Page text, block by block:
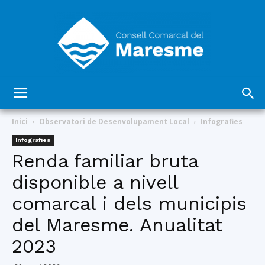
Comarcal
del
Inici Observatori de Desenvolupament Local Infografies
Infografies
Renda familiar bruta
disponible a nivell
comarcal i dels municipis
del Maresme. Anualitat
2023